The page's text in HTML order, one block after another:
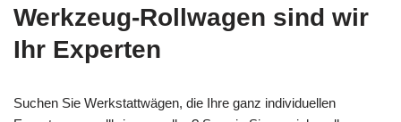
Werkzeug-Rollwagen sind wir
Ihr Experten
Suchen Sie Werkstattwägen, die Ihre ganz individuellen